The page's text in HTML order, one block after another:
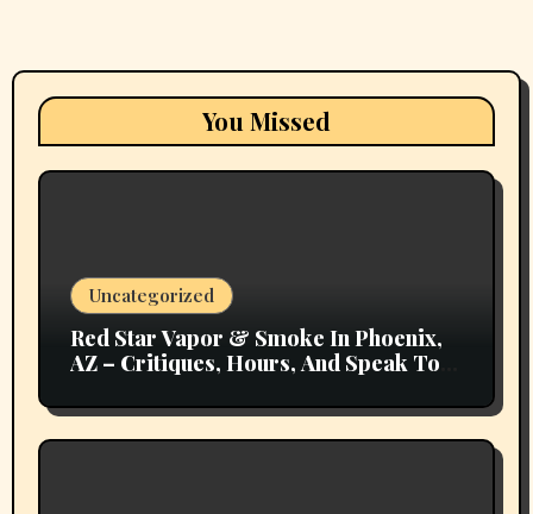
You Missed
Uncategorized
Red Star Vapor & Smoke In Phoenix,
AZ – Critiques, Hours, And Speak To